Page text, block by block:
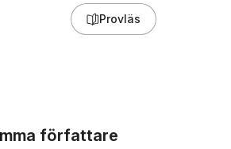
Provläs
författare